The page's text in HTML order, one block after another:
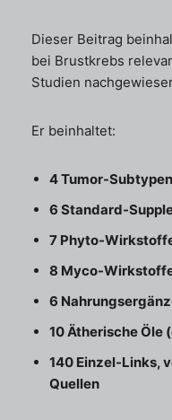
Dieser Beitrag
bei Brustkrebs
Studien
Er beinhaltet:
4 Tumor-Subtypen
6 Standard-
7 Phyto-
8 Myco-
6
10 Ätherische Öle
140 Einzel-Links,
Quellen